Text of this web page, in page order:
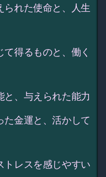
られた使命と、人生
得るものと、働く
、与えられた能力
た金運と、活かして
トレスを感じやすい